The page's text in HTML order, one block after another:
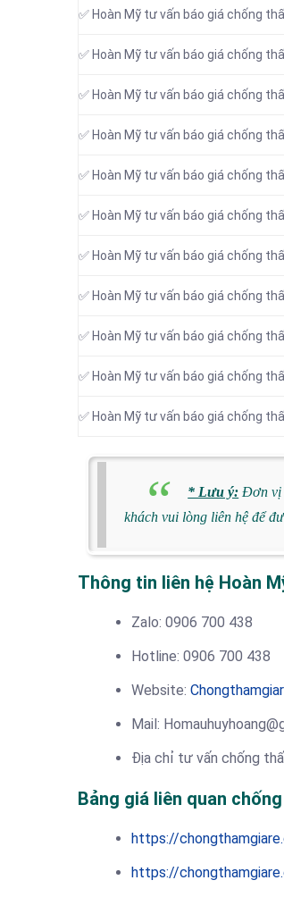
✅ Hoàn Mỹ tư vấn báo giá chống
✅ Hoàn Mỹ tư vấn báo giá chống
✅ Hoàn Mỹ tư vấn báo giá chống
✅ Hoàn Mỹ tư vấn báo giá chống
✅ Hoàn Mỹ tư vấn báo giá chống
✅ Hoàn Mỹ tư vấn báo giá chống
✅ Hoàn Mỹ tư vấn báo giá chống
✅ Hoàn Mỹ tư vấn báo giá chống
✅ Hoàn Mỹ tư vấn báo giá chống
✅ Hoàn Mỹ tư vấn báo giá chống
✅ Hoàn Mỹ tư vấn báo giá chống
* Lưu ý: Đơn vị
khách vui lòng liên hệ để
Thông tin liên hệ Hoàn
Zalo: 0906 700 438
Hotline: 0906 700 438
Website:
Mail:
Địa chỉ tư vấn chống
Bảng giá liên quan
https://
https://